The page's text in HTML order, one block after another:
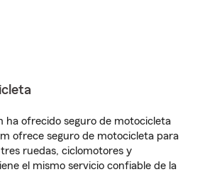
ha ofrecido seguro de motocicleta
ofrece seguro de motocicleta para
ruedas, ciclomotores y
el mismo servicio confiable de la